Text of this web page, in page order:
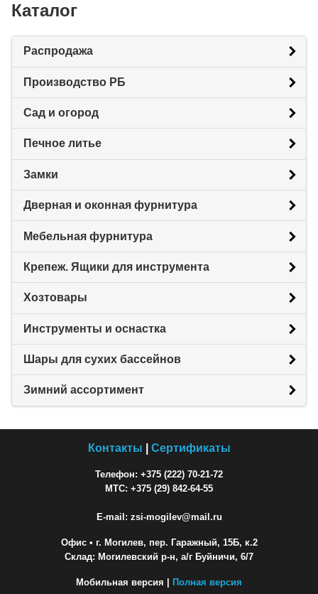
Каталог
Распродажа
Производство РБ
Сад и огород
Печное литье
Замки
Дверная и оконная фурнитура
Мебельная фурнитура
Крепеж. Ящики для инструмента
Хозтовары
Инструменты и оснастка
Шары для сухих бассейнов
Зимний ассортимент
Контакты Сертификаты
Телефон: +375 (222) 70-21-72
МТС: +375 (29) 842-64-55
E-mail: zsi-mogilev@mail.ru
Офис• г. Могилев, пер. Гаражный, 15Б, к.2
Склад: Могилевский р-н, а/г Буйничи, 6/7
Мобильная версия | Полная версия